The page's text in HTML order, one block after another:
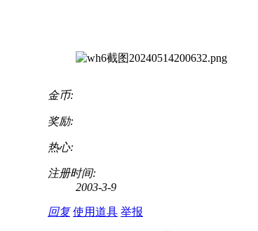
金币:
奖励:
热心:
注册时间:
2003-3-9
回复 使用道具 举报